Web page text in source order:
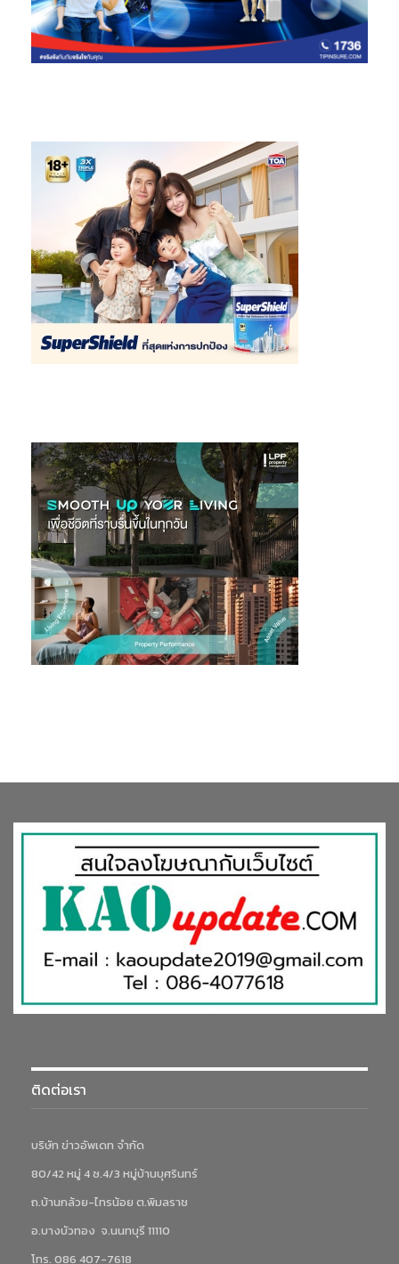
ติดต่อเรา
บริษัท ข่าวอัพเดท จำกัด
80/42 หมู่ 4 ซ.4/3 หมู่บ้านบุศรินทร์
ถ.บ้านกล้วย-ไทรน้อย ต.พิมลราช
อ.บางบัวทอง จ.นนทบุรี 11110
โทร. 086 407-7618